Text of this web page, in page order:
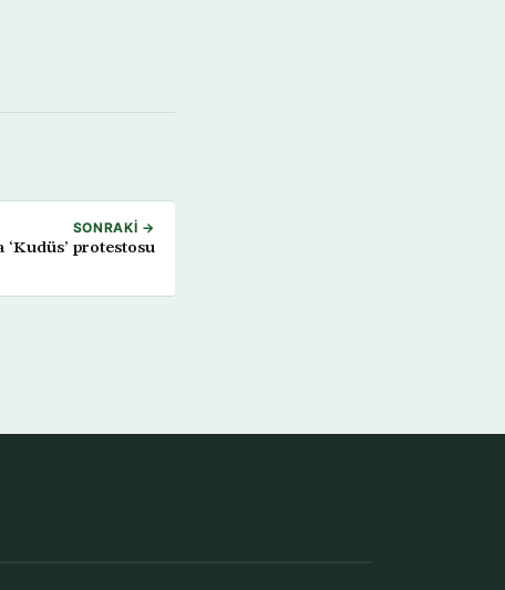
SONRAKI →
‘Kudüs’ protestosu